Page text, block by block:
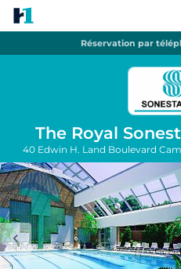
Réservation par
The Royal
40 Edwin H. Land Boulevard